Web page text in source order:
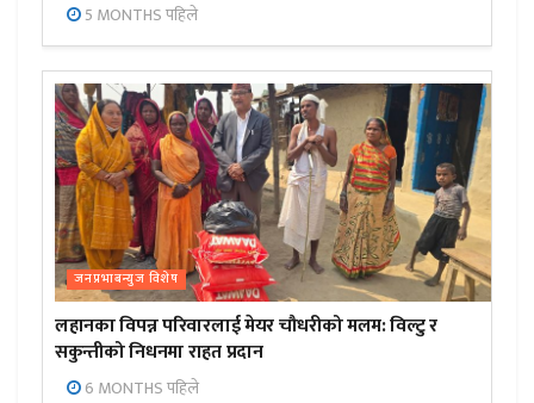
5 MONTHS पहिले
जनप्रभाबन्युज विशेष
लहानका विपन्न परिवारलाई मेयर चौधरीको मलम: विल्टु र
सकुन्तीको निधनमा राहत प्रदान
6 MONTHS पहिले